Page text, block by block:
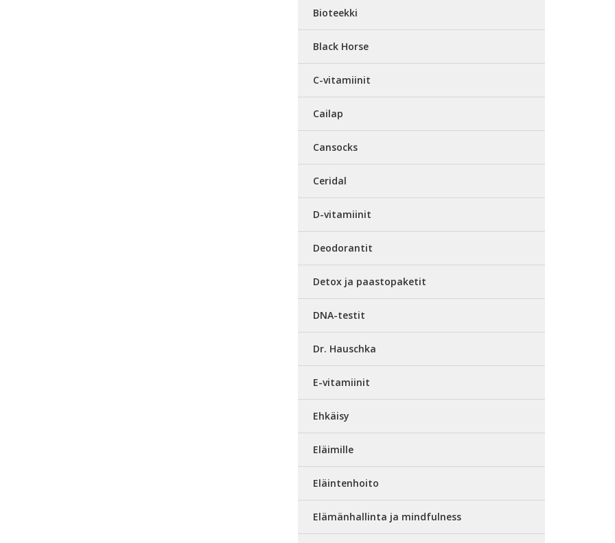
Bioteekki
Black Horse
C-vitamiinit
Cailap
Cansocks
Ceridal
D-vitamiinit
Deodorantit
Detox ja paastopaketit
DNA-testit
Dr. Hauschka
E-vitamiinit
Ehkäisy
Eläimille
Eläintenhoito
Elämänhallinta ja mindfulness